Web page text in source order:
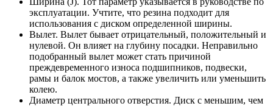
эксплуатации. Учтите, что резина подходит для
использования с диском определенной ширины.
Вылет. Вылет бывает отрицательный, положительный и
нулевой. Он влияет на глубину посадки. Неправильно
подобранный вылет может стать причиной
преждевременного износа подшипников, подвески,
рамы и балок мостов, а также увеличить или уменьшить
колею.
Диаметр центрального отверстия. Диск с меньшим, чем